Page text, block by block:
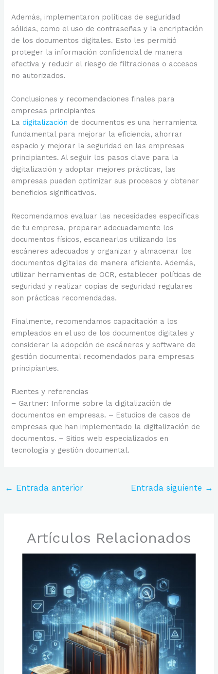
Además, implementaron políticas de seguridad
sólidas, como el uso de contraseñas y la encriptación
de los documentos digitales. Esto les permitió
proteger la información confidencial de manera
efectiva y reducir el riesgo de filtraciones o accesos
no autorizados.
Conclusiones y recomendaciones finales para
empresas principiantes
Ladigitalización de documentos es una herramienta
fundamental para mejorar la eficiencia, ahorrar
espacio y mejorar la seguridad en las empresas
principiantes. Al seguir los pasos clave para la
digitalización y adoptar mejores prácticas, las
empresas pueden optimizar sus procesos y obtener
beneficios significativos.
Recomendamos evaluar las necesidades específicas
de tu empresa, preparar adecuadamente los
documentos físicos, escanearlos utilizando los
escáneres adecuados y organizar y almacenar los
documentos digitales de manera eficiente. Además,
utilizar herramientas de OCR, establecer políticas de
seguridad y realizar copias de seguridad regulares
son prácticas recomendadas.
Finalmente, recomendamos capacitación a los
empleados en el uso de los documentos digitales y
considerar la adopción de escáneres y software de
gestión documental recomendados para empresas
principiantes.
Fuentes y referencias
– Gartner: Informe sobre la digitalización de
documentos en empresas. – Estudios de casos de
empresas que han implementado la digitalización de
documentos. – Sitios web especializados en
tecnología y gestión documental.
← Entrada anterior Entrada siguiente →
Artículos Relacionados